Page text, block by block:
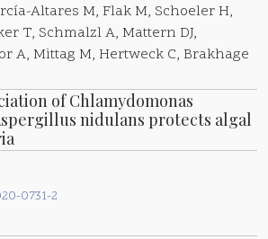
Altares M, Flak M, Schoeler H,
T, Schmalzl A, Mattern DJ,
A, Mittag M, Hertweck C, Brakhage
of Chlamydomonas
nidulans protects algal
0731-2